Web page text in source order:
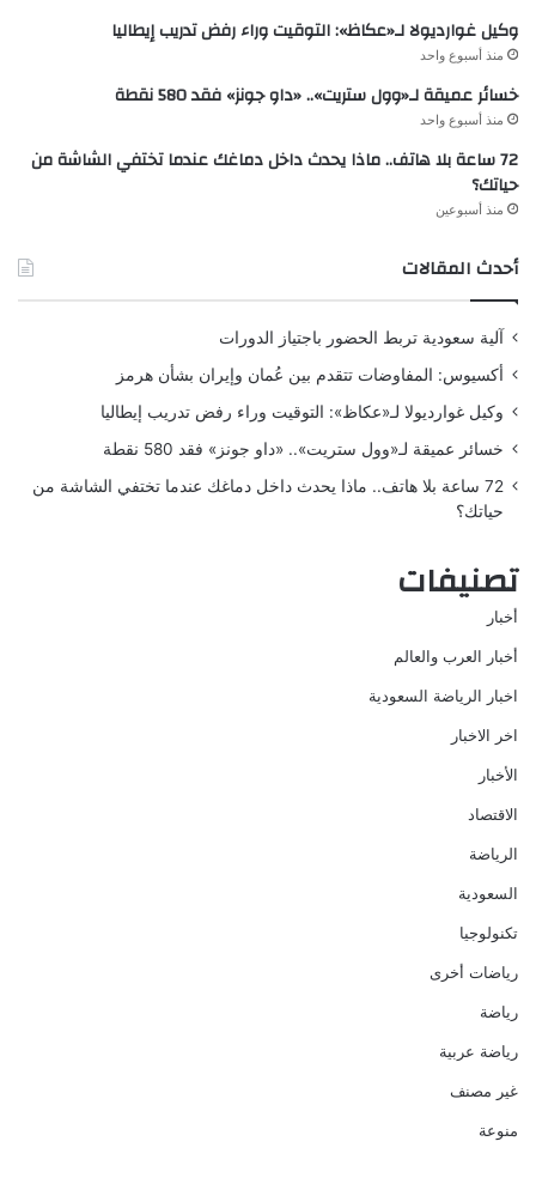
وكيل غوارديولا لـ«عكاظ»: التوقيت وراء رفض تدريب إيطاليا
منذ أسبوع واحد
خسائر عميقة لـ«وول ستريت».. «داو جونز» فقد 580 نقطة
منذ أسبوع واحد
72 ساعة بلا هاتف.. ماذا يحدث داخل دماغك عندما تختفي الشاشة من
حياتك؟
منذ أسبوعين
أحدث المقالات
آلية سعودية تربط الحضور باجتياز الدورات
أكسيوس: المفاوضات تتقدم بين عُمان وإيران بشأن هرمز
وكيل غوارديولا لـ«عكاظ»: التوقيت وراء رفض تدريب إيطاليا
خسائر عميقة لـ«وول ستريت».. «داو جونز» فقد 580 نقطة
72 ساعة بلا هاتف.. ماذا يحدث داخل دماغك عندما تختفي الشاشة من
حياتك؟
تصنيفات
أخبار
أخبار العرب والعالم
اخبار الرياضة السعودية
اخر الاخبار
الأخبار
الاقتصاد
الرياضة
السعودية
تكنولوجيا
رياضات أخرى
رياضة
رياضة عربية
غير مصنف
منوعة